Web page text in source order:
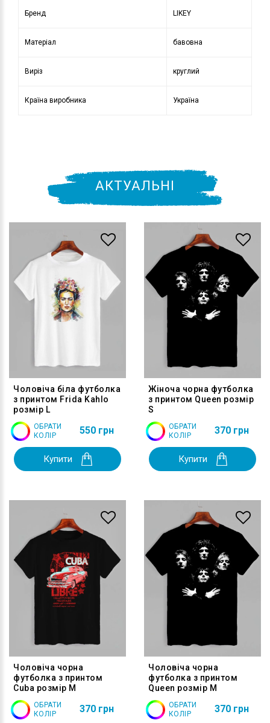
Бренд LIKEY
Матеріал бавовна
Виріз круглий
Країна виробника Україна
АКТУАЛЬНІ
Чоловіча біла футболка
з принтом Frida Kahlo
розмір L
ОБРАТИ
КОЛІР
550 грн
Купити
Жіноча чорна футболка
з принтом Queen розмір
S
ОБРАТИ
КОЛІР
370 грн
Купити
Чоловіча чорна
футболка з принтом
Cuba розмір M
ОБРАТИ
КОЛІР
370 грн
Чоловіча чорна
футболка з принтом
Queen розмір M
ОБРАТИ
КОЛІР
370 грн